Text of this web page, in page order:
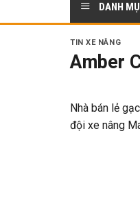
DANH
TIN XE NÂNG
Amber
Nhà bán lẻ
đội xe nâng